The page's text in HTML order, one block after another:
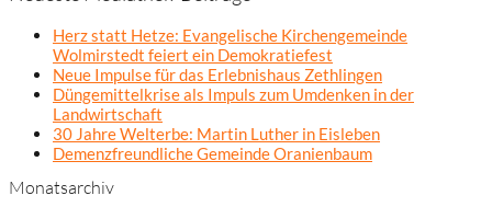
Herz statt Hetze: Evangelische Kirchengemeinde
Wolmirstedt feiert ein Demokratiefest
Neue Impulse für das Erlebnishaus Zethlingen
Düngemittelkrise als Impuls zum Umdenken in der
Landwirtschaft
30 Jahre Welterbe: Martin Luther in Eisleben
Demenzfreundliche Gemeinde Oranienbaum
Monatsarchiv